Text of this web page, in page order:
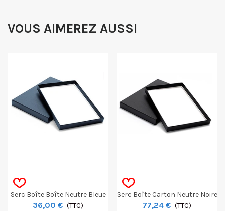
VOUS AIMEREZ AUSSI
Serc Boîte Boîte Neutre Bleue
BCP06A 30x42 (sans Acide)
36,00 € (TTC)
Serc Boîte Carton Neutre Noire
BCP10N 60x80 (sans Acide)
77,24 € (TTC)